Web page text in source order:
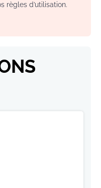
règles d’utilisation.